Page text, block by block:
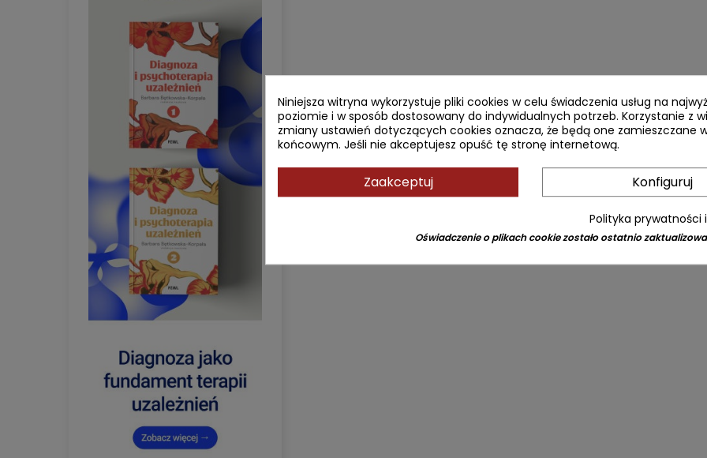
Niniejsza witryna wykorzystuje pliki cookies w celu świadczenia usług na
poziomie i w sposób dostosowany do indywidualnych potrzeb. Korzystanie z
zmiany ustawień dotyczących cookies oznacza, że będą one zamieszczane
końcowym. Jeśli nie akceptujesz opuść tę stronę internetową.
Zaakceptuj Konfiguruj
Polityka prywatności
Oświadczenie o plikach cookie zostało ostatnio